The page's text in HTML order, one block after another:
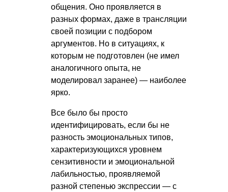
общения. Оно проявляется в
разных формах, даже в трансляции
своей позиции с подбором
аргументов. Но в ситуациях, к
которым не подготовлен (не имел
аналогичного опыта, не
моделировал заранее) — наиболее
ярко.
Все было бы просто
идентифицировать, если бы не
разность эмоциональных типов,
характеризующихся уровнем
сензитивности и эмоциональной
лабильностью, проявляемой
разной степенью экспрессии — с